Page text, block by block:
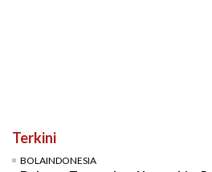
Terkini
BOLAINDONESIA